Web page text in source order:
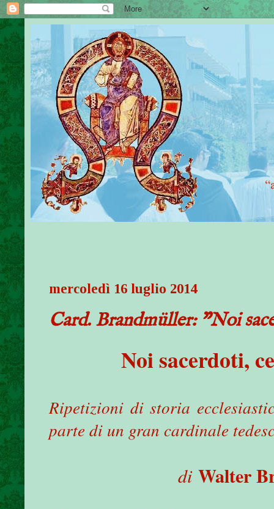
mercoledì 16 luglio 2014
Card. Brandmüller: "Noi
Noi sacerdoti,
Ripetizioni di storia
parte di un gran cardinale
di Walter